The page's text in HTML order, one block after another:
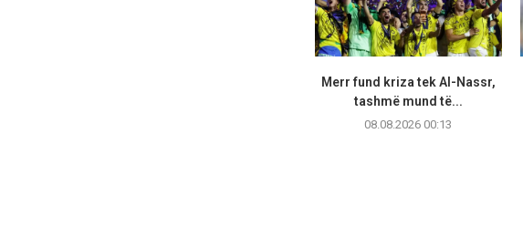
Merr fund kriza tek Al-Nassr,
tashmë mund të...
08.08.2026 00:13